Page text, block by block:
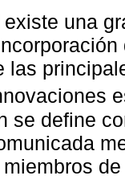
una
las
se define